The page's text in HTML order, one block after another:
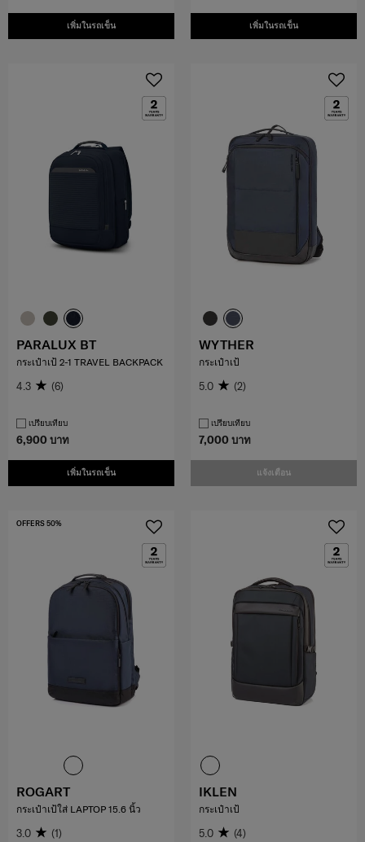
เพิ่มในรถเข็น เพิ่มในรถเข็น
6,900 บาท
เพิ่มในรถเข็น
PARALUX BT
กระเป๋าเป้ 2-1 TRAVEL BACKPACK
4.3 (6)
เปรียบเทียบ
7,000 บาท
แจ้งเตือน
WYTHER
กระเป๋าเป้
5.0 (2)
เปรียบเทียบ
OFFERS 50%
ROGART
กระเป๋าเป้ใส่ LAPTOP 15.6 นิ้ว
3.0 (1)
IKLEN
กระเป๋าเป้
5.0 (4)